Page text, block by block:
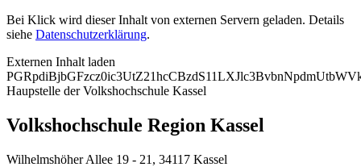
Bei Klick wird dieser Inhalt von externen Servern geladen. Details
siehe Datenschutzerklärung.
Externen Inhalt laden
Haupstelle der Volkshochschule Kassel
Volkshochschule Region Kassel
Wilhelmshöher Allee 19 - 21, 34117 Kassel